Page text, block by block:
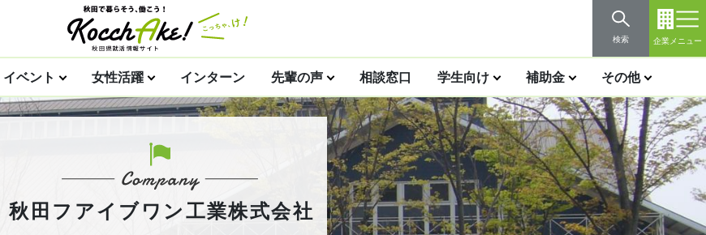
検索 企業メニュー
イベント 女性活躍 インターン 先輩の声 相談窓口 学生向け 補助金 その他
秋田フアイブワン工業株式会社